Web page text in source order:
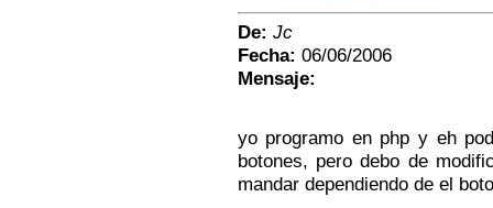
De: Jc
Fecha: 06/06/2006
Mensaje:
yo programo en php y eh
botones, pero debo de
mandar dependiendo de el